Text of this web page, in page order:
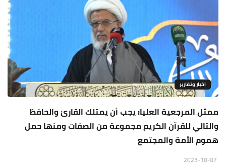
اخبار وتقارير
ممثل المرجعية العليا: يجب أن يمتلك القارئ والحافظ
والتالي للقرآن الكريم مجموعة من الصفات ومنها حمل
هموم الأمة والمجتمع